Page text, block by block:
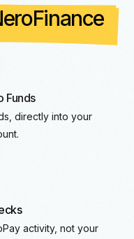
Funds
directly into your
activity, not your